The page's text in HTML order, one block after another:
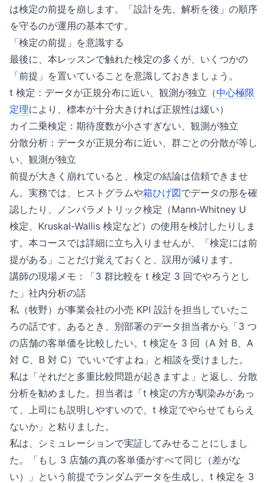
は検定の前提を崩します。「設計を先、解析を後」の順序
を守るのが運用の基本です。
「検定の前提」を意識する
最後に、本レッスンで触れた検定の多くが、いくつかの
「前提」を置いていることを意識しておきましょう。
t 検定：データが正規分布に近い、観測が独立（中心極限
定理により、標本が十分大きければ正規性は緩い）
カイ二乗検定：期待度数が小さすぎない、観測が独立
分散分析：データが正規分布に近い、群ごとの分散が等し
い、観測が独立
前提が大きく崩れていると、検定の結論は信頼できませ
ん。実務では、ヒストグラムや箱ひげ図でデータの形を確
認したり、ノンパラメトリック検定（Mann-Whitney U
検定、Kruskal-Wallis 検定など）の使用を検討したりしま
す。本コースでは詳細に立ち入りませんが、「検定には前
提がある」ことだけ覚えておくと、誤用が減ります。
講師の現場メモ：「3 群比較を t 検定 3 回でやろうとし
た」社内分析の話
私（牧野）が事業会社の小売 KPI 設計を担当していたこ
ろの話です。あるとき、別部署のデータ担当者から「3 つ
の店舗の客単価を比較したい。t 検定を 3 回（A 対 B、A
対 C、B 対 C）でいいですよね」と相談を受けました。
私は「それだと多重比較問題が起きますよ」と返し、分散
分析を勧めました。担当者は「t 検定の方が馴染みがあっ
て、上司にも説明しやすいので、t 検定でやらせてもらえ
ないか」と粘りました。
私は、シミュレーションで実証してみせることにしまし
た。「もし 3 店舗の真の客単価がすべて同じ（差がな
い）」という前提でランダムデータを生成し、t 検定を 3